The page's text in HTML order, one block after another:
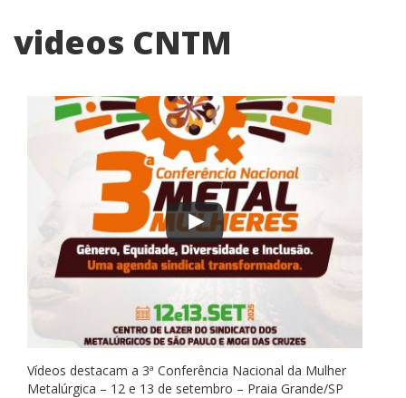
videos CNTM
Vídeos destacam a 3ª Conferência Nacional da Mulher
Metalúrgica – 12 e 13 de setembro – Praia Grande/SP